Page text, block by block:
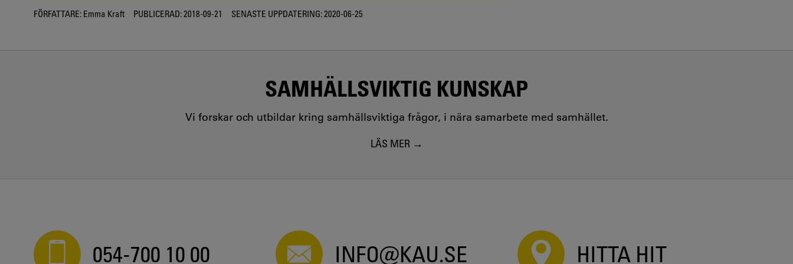
FÖRFATTARE: Emma Kraft PUBLICERAD:2018-09-21 SENASTE UPPDATERING:2020-06-25
SAMHÄLLSVIKTIG KUNSKAP
Vi forskar och utbildar kring samhällsviktiga frågor, i nära samarbete med samhället.
LÄS MER
054-700 10 00 INFO@KAU.SE HITTA HIT